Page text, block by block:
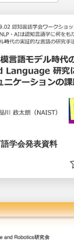
学会発表資料